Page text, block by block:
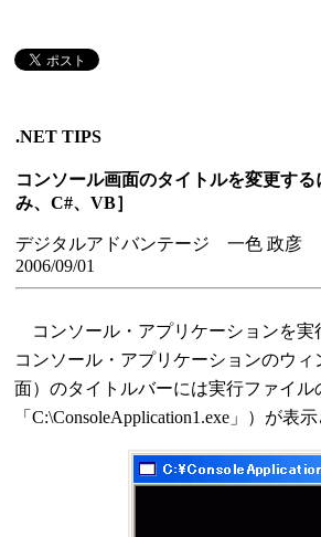
.NET TIPS
コンソール画面のタイトルを変更する
み、C#、VB］
デジタルアドバンテージ 一色 政彦
2006/09/01
コンソール・アプリケーションを実
コンソール・アプリケーションのウ
面）のタイトルバーには実行ファイル
「C:\ConsoleApplication1.exe」）が表示